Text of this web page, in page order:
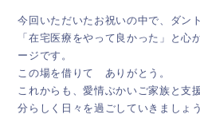
今回いただいたお祝いの中で、ダン
「在宅医療をやって良かった」と
ージです。
この場を借りて ありがとう。
これからも、愛情ぶかいご家族と支
分らしく日々を過ごしていきましょう